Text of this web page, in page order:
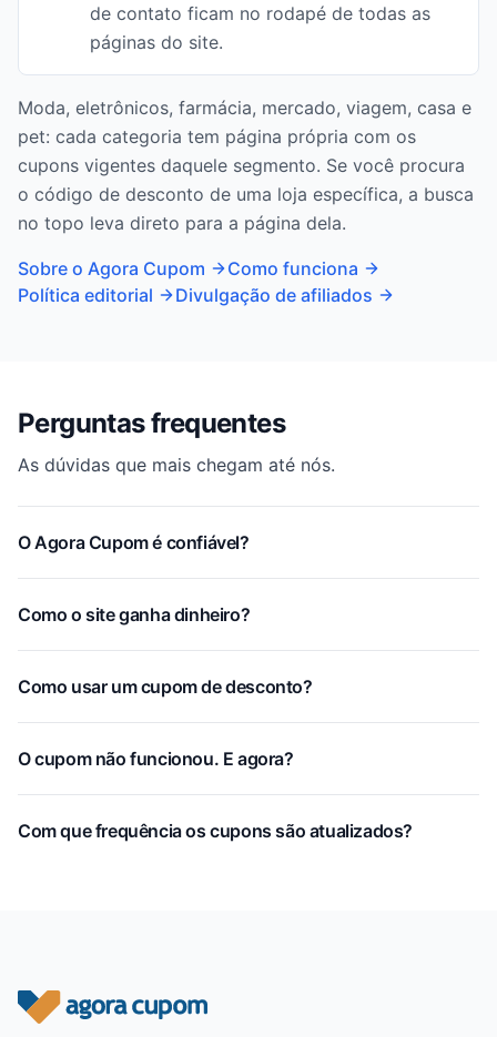
de contato ficam no rodapé de todas as
páginas do site.
Moda, eletrônicos, farmácia, mercado, viagem, casa e
pet: cada categoria tem página própria com os
cupons vigentes daquele segmento. Se você procura
o código de desconto de uma loja específica, a busca
no topo leva direto para a página dela.
Sobre o Agora Cupom
Como funciona
Política editorial
Divulgação de afiliados
Perguntas frequentes
As dúvidas que mais chegam até nós.
O Agora Cupom é confiável?
Como o site ganha dinheiro?
Como usar um cupom de desconto?
O cupom não funcionou. E agora?
Com que frequência os cupons são atualizados?
Rodapé do site